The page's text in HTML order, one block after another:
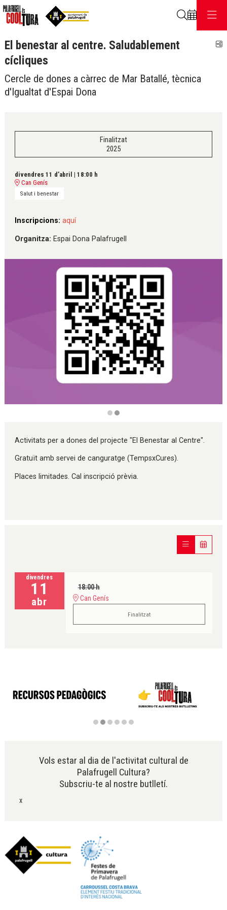
El benestar al centre. Saludablement
cícliques
Cercle de dones a càrrec de Mar Batallé, tècnica
d'Igualtat d'Espai Dona
Finalitzat
2025
divendres 11 d’abril | 18:00 h
Can Genís
Salut i benestar
Inscripcions: aquí
Organitza: Espai Dona Palafrugell
Activitats per a dones del projecte "El Benestar al Centre".
Gratuït amb servei de canguratge (TempsxCures).
Places limitades. Cal inscripció prèvia.
divendres
11
abr
18:00 h
Can Genís
Finalitzat
Vols estar al dia de l'activitat cultural de
Palafrugell Cultura?
Subscriu-te al nostre butlletí.
x